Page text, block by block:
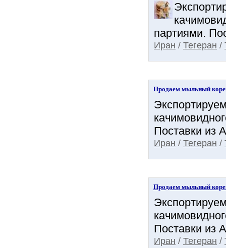
партиями.
Иран / Тегеран /
Продаем мыльный
Поставки из
Иран / Тегеран /
Продаем мыльный
Поставки из
Иран / Тегеран /